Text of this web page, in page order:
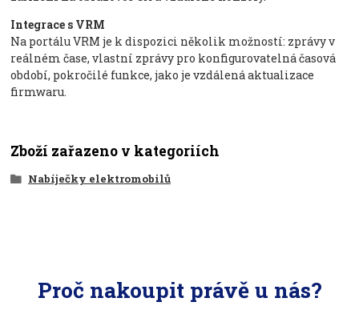
Integrace s VRM
Na portálu VRM je k dispozici několik možností: zprávy v
reálném čase, vlastní zprávy pro konfigurovatelná časová
období, pokročilé funkce, jako je vzdálená aktualizace
firmwaru.
Zboží zařazeno v kategoriích
Nabíječky elektromobilů
Proč nakoupit právě u nás?